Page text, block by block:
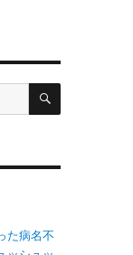
検
た病名不